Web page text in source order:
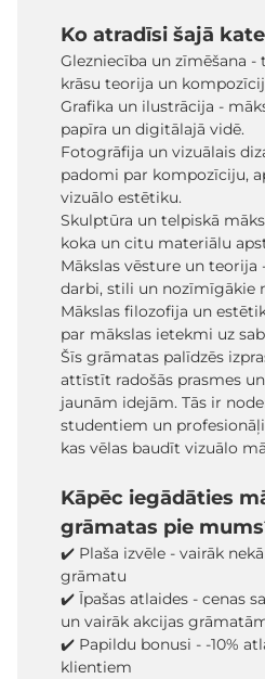
Ko atradīsi šajā
Glezniecība un zīmēšana
krāsu teorija un
Grafika un ilustrācija -
papīra un digitālajā vidē.
Fotogrāfija un vizuālais
padomi par kompozīciju,
vizuālo estētiku.
Skulptūra un telpiskā
koka un citu materiālu
Mākslas vēsture un teorija
darbi, stili un nozīmīgākie
Mākslas filozofija un
par mākslas ietekmi uz
Šīs grāmatas palīdzēs
attīstīt radošās prasmes
jaunām idejām. Tās ir
studentiem un
kas vēlas baudīt vizuālo
Kāpēc iegādāties
grāmatas pie
✔️ Plaša izvēle - vairāk
grāmatu
✔️ Īpašas atlaides - cenas
un vairāk akcijas
✔️ Papildu bonusi - -10%
klientiem